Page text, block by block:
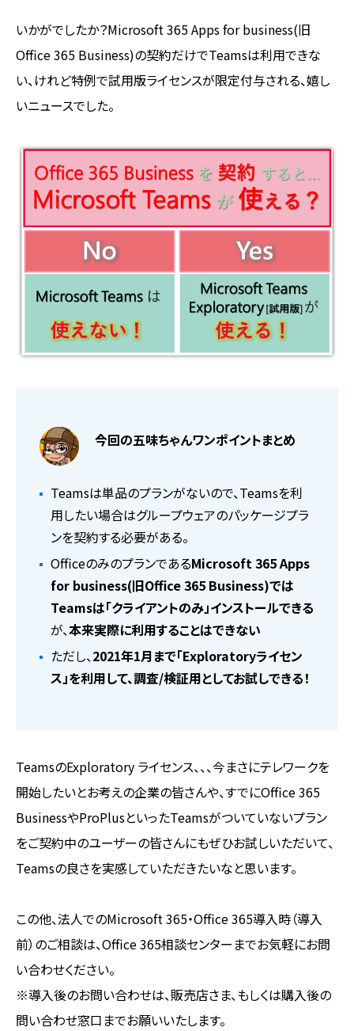
いかがでしたか？Microsoft 365 Apps for business(旧
Office 365 Business)の契約だけでTeamsは利用できな
い、けれど特例で試用版ライセンスが限定付与される、嬉し
いニュースでした。
今回の五味ちゃんワンポイントまとめ
Teamsは単品のプランがないので、Teamsを利
用したい場合はグループウェアのパッケージプラ
ンを契約する必要がある。
OfficeのみのプランであるMicrosoft 365 Apps
for business(旧Office 365 Business)では
Teamsは「クライアントのみ」インストールできる
が、本来実際に利用することはできない
ただし、2021年1月まで「Exploratoryライセン
ス」を利用して、調査/検証用としてお試しできる！
TeamsのExploratory ライセンス、、、今まさにテレワークを
開始したいとお考えの企業の皆さんや、すでにOffice 365
BusinessやProPlusといったTeamsがついていないプラン
をご契約中のユーザーの皆さんにもぜひお試しいただいて、
Teamsの良さを実感していただきたいなと思います。
この他、法人でのMicrosoft 365・Office 365導入時（導入
前）のご相談は、Office 365相談センターまでお気軽にお問
い合わせください。
※導入後のお問い合わせは、販売店さま、もしくは購入後の
問い合わせ窓口までお願いいたします。